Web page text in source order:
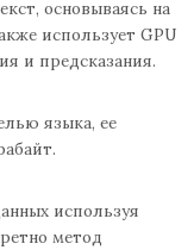
основываясь на
использует GPU
и предсказания.
языка, ее
используя
метод